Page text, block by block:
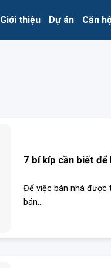
Giới thiệu Dự án Căn
7 bí kíp cần biết để
Để việc bán nhà được
bán...